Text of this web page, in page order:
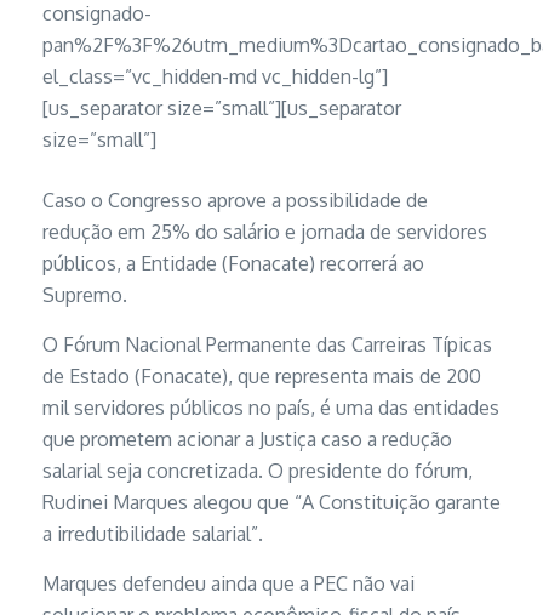
consignado-
el_class=”vc_hidden-md vc_hidden-lg”]
[us_separator size=”small”][us_separator
size=”small”]
Caso o Congresso aprove a possibilidade de
redução em 25% do salário e jornada de servidores
públicos, a Entidade (Fonacate) recorrerá ao
Supremo.
O Fórum Nacional Permanente das Carreiras Típicas
de Estado (Fonacate), que representa mais de 200
mil servidores públicos no país, é uma das entidades
que prometem acionar a Justiça caso a redução
salarial seja concretizada. O presidente do fórum,
Rudinei Marques alegou que “A Constituição garante
a irredutibilidade salarial”.
Marques defendeu ainda que a PEC não vai